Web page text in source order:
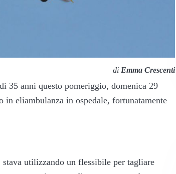
di Emma Crescenti
35 anni questo pomeriggio, domenica 29
in eliambulanza in ospedale, fortunatamente
utilizzando un flessibile per tagliare